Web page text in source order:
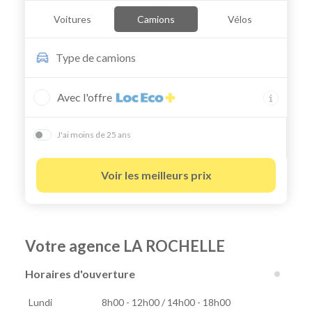
Voitures Camions Vélos
Type decamions
Avec l'offre
J'ai moins de 25 ans
Voir les meilleurs prix
Votre agence LA ROCHELLE
Horaires d'ouverture
Lundi
8h00 - 12h00 / 14h00 - 18h00